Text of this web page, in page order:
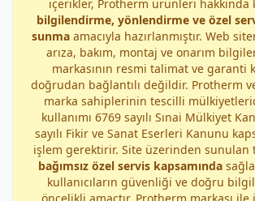
içerikler, Protherm ürünleri hakkında
bilgilendirme, yönlendirme ve özel
sunmaamacıyla hazırlanmıştır. Web
arıza, bakım, montaj ve onarım
markasının resmi talimat ve garanti
doğrudan bağlantılı değildir. Protherm
marka sahiplerinin tescilli
kullanımı 6769 sayılı Sınai Mülkiyet
sayılı Fikir ve Sanat Eserleri Kanunu
işlem gerektirir. Site üzerinden sunulan
bağımsız özel servis kapsamında
kullanıcıların güvenliği ve doğru